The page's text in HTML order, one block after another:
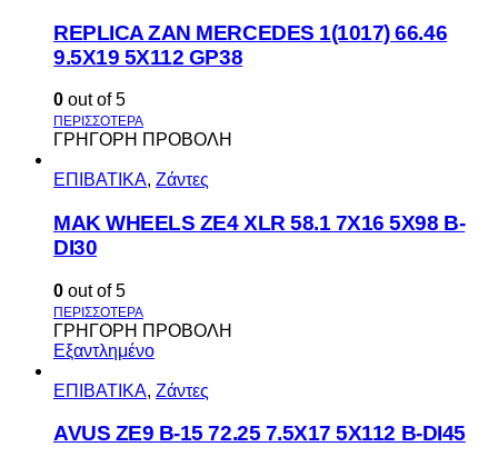
REPLICA ZAN MERCEDES 1(1017) 66.46
9.5X19 5X112 GP38
0 out of 5
ΓΡΗΓΟΡΗ ΠΡΟΒΟΛΗ
ΕΠΙΒΑΤΙΚΑ, Ζάντες
MAK WHEELS ΖΕ4 XLR 58.1 7Χ16 5Χ98 Β-
DI30
0 out of 5
ΓΡΗΓΟΡΗ ΠΡΟΒΟΛΗ
Εξαντλημένο
ΕΠΙΒΑΤΙΚΑ, Ζάντες
AVUS ΖΕ9 Β-15 72.25 7.5Χ17 5Χ112 Β-DI45